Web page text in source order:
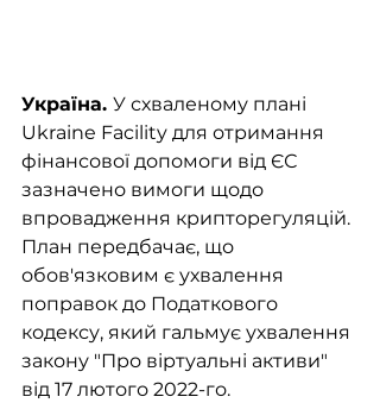
Україна. У схваленому плані
Ukraine Facility для отримання
фінансової допомоги від ЄС
зазначено вимоги щодо
впровадження крипторегуляцій.
План передбачає, що
обов'язковим є ухвалення
поправок до Податкового
кодексу, який гальмує ухвалення
закону "Про віртуальні активи"
від 17 лютого 2022-го.